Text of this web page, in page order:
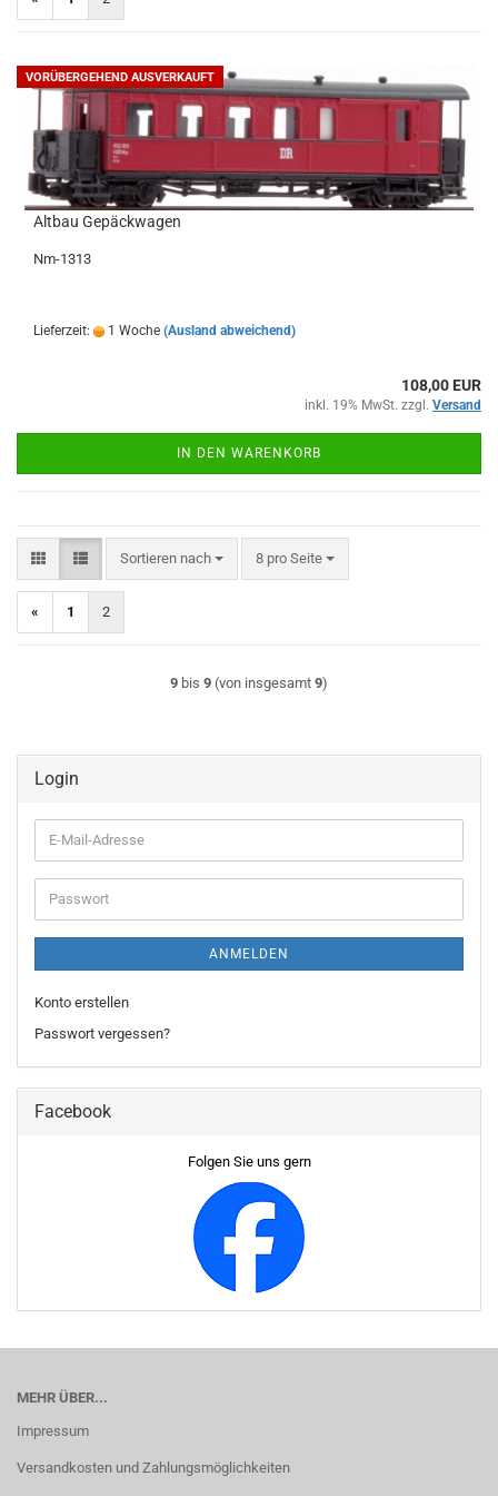
VORÜBERGEHEND AUSVERKAUFT
Altbau Gepäckwagen
Nm-1313
Lieferzeit: 1 Woche (Ausland abweichend)
108,00 EUR
inkl. 19% MwSt. zzgl. Versand
IN DEN WARENKORB
Sortieren nach
Sortieren nach 8 pro Seite
pro Seite
« 1 2
9 bis 9 (von insgesamt 9)
Login
E-
Mail-
Adresse
Passwort
ANMELDEN
Konto erstellen
Passwort vergessen?
Facebook
Folgen Sie uns gern
MEHR ÜBER...
Impressum
Versandkosten und Zahlungsmöglichkeiten